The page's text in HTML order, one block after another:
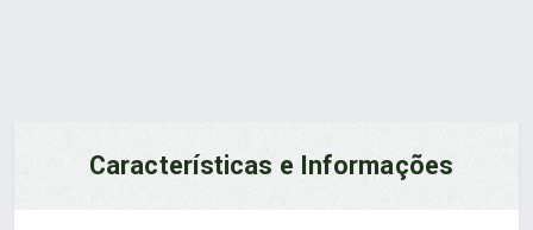
Características e Informações